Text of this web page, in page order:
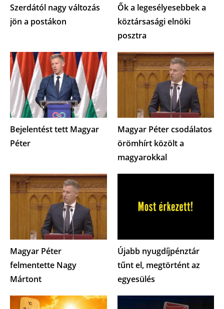
Szerdától nagy változás
jön a postákon
Ők a legesélyesebbek a
köztársasági elnöki
posztra
Bejelentést tett Magyar
Péter
Magyar Péter csodálatos
örömhírt közölt a
magyarokkal
Magyar Péter
felmentette Nagy
Mártont
Újabb nyugdíjpénztár
tűnt el, megtörtént az
egyesülés